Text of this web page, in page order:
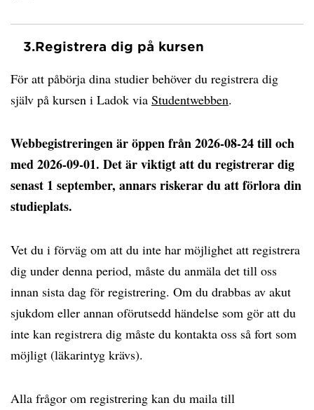
3.Registrera dig på kursen
För att påbörja dina studier behöver du registrera dig
själv på kursen i Ladok via Studentwebben.
Webbegistreringen är öppen från 2026-08-24 till och
med 2026-09-01. Det är viktigt att du registrerar dig
senast 1 september, annars riskerar du att förlora din
studieplats.
Vet du i förväg om att du inte har möjlighet att registrera
dig under denna period, måste du anmäla det till oss
innan sista dag för registrering. Om du drabbas av akut
sjukdom eller annan oförutsedd händelse som gör att du
inte kan registrera dig måste du kontakta oss så fort som
möjligt (läkarintyg krävs).
Alla frågor om registrering kan du maila till